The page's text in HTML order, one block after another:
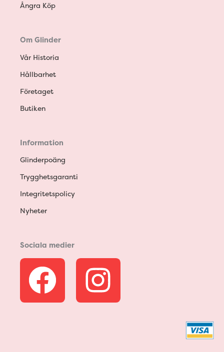
Ångra Köp
Om Glinder
Vår Historia
Hållbarhet
Företaget
Butiken
Information
Glinderpoäng
Trygghetsgaranti
Integritetspolicy
Nyheter
Sociala medier
F
a
I
n